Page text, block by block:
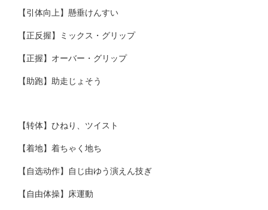
【引体向上】懸垂けんすい
【正反握】ミックス・グリップ
【正握】オーバー・グリップ
【助跑】助走じょそう
【转体】ひねり、ツイスト
【着地】着ちゃく地ち
【自选动作】自じ由ゆう演えん技ぎ
【自由体操】床運動